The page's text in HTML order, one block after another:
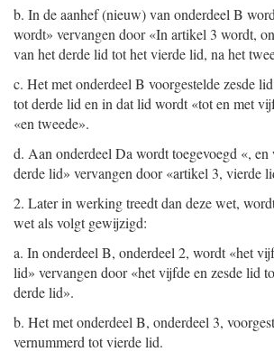
b. In de aanhef (nieuw) van onderdeel B
wordt» vervangen door «In artikel 3 wordt,
van het derde lid tot het vierde lid, na het
c. Het met onderdeel B voorgestelde zesde
tot derde lid en in dat lid wordt «tot en met
«en tweede».
d. Aan onderdeel Da wordt toegevoegd «,
derde lid» vervangen door «artikel 3, vierde
2. Later in werking treedt dan deze wet,
wet als volgt gewijzigd:
a. In onderdeel B, onderdeel 2, wordt «het
lid» vervangen door «het vijfde en zesde lid
derde lid».
b. Het met onderdeel B, onderdeel 3,
vernummerd tot vierde lid.